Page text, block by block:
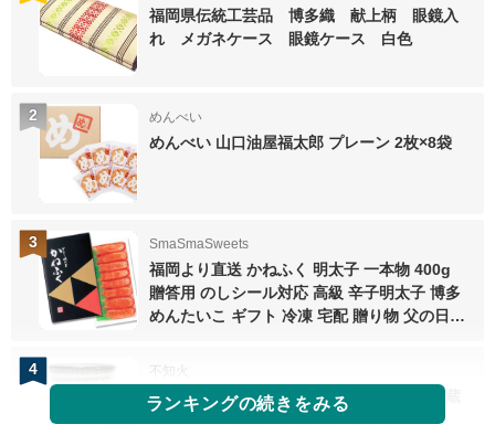
福岡県伝統工芸品 博多織 献上柄 眼鏡入
れ メガネケース 眼鏡ケース 白色
2 めんべい
めんべい 山口油屋福太郎 プレーン 2枚×8袋
3 SmaSmaSweets
福岡より直送 かねふく 明太子 一本物 400g
贈答用 のしシール対応 高級 辛子明太子 博多
めんたいこ ギフト 冷凍 宅配 贈り物 父の日
4
不知火
和雑貨 和食器 福岡県伝統工芸品 小石原焼 蔵
ランキングの続きをみる